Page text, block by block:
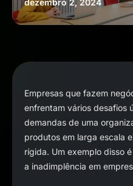
dezembro 2, 2024
Empresas que fazem
enfrentam vários desafios
demandas de uma
produtos em larga escala
rígida. Um exemplo disso
a inadimplência em